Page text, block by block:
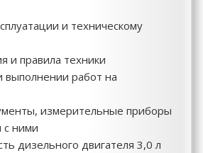
и техническому
и правила техники
выполнении работ на
измерительные приборы
ними
дизельного двигателя 3,0 л